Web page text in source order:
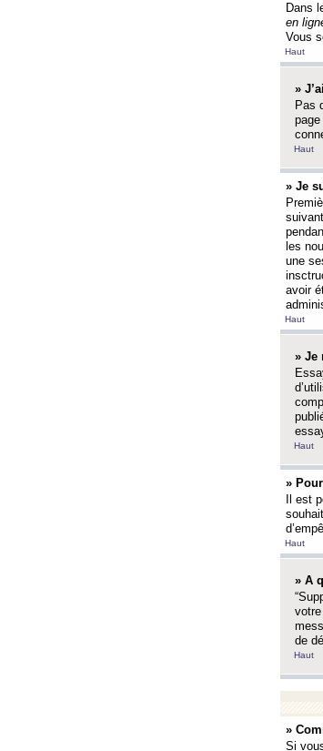
Dans
en
Vous
Haut
»
Pas
Haut
» Je
les
une
avoir
Haut
» Je
Haut
»
Il est
Haut
» A
de
Haut
»
Si